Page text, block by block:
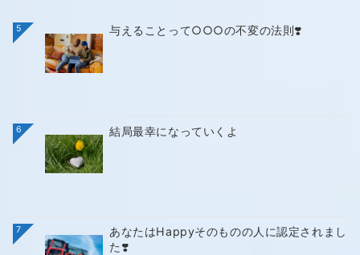
5 与えることって○○○の不変の法則❣️
6 結局最幸になっていくよ
7
あなたはHappyそのものの人に認定されまし
た❣️